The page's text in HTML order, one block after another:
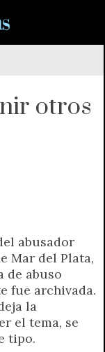
otros
abusador
Mar del Plata,
de abuso
fue archivada.
la
el tema, se
tipo.